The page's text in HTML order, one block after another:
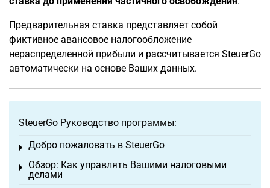
Предварительная ставка представляет собой
фиктивное авансовое налогообложение
нераспределенной прибыли и рассчитывается SteuerGo
автоматически на основе Ваших данных.
SteuerGo Руководство программы:
Добро пожаловать в SteuerGo
Toggle menu
Обзор: Как управлять Вашими налоговыми
делами
Toggle menu